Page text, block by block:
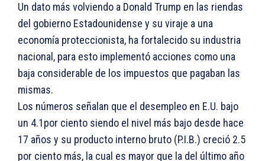
Un dato más volviendo a Donald Trump en las riendas
del gobierno Estadounidense y su viraje a una
economía proteccionista, ha fortalecido su industria
nacional, para esto implementó acciones como una
baja considerable de los impuestos que pagaban las
mismas.
Los números señalan que el desempleo en E.U. bajo
un 4.1por ciento siendo el nivel más bajo desde hace
17 años y su producto interno bruto (P.I.B.) creció 2.5
por ciento más, la cual es mayor que la del último año